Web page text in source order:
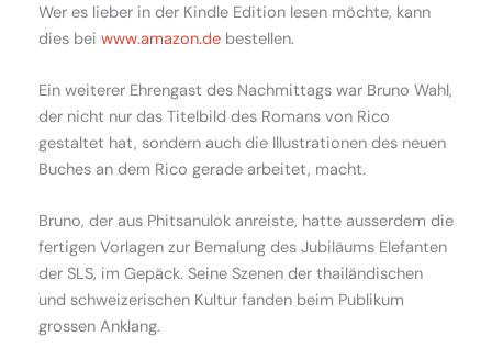
Wer es lieber in der Kindle Edition lesen möchte, kann
dies bei www.amazon.de bestellen.
Ein weiterer Ehrengast des Nachmittags war Bruno Wahl,
der nicht nur das Titelbild des Romans von Rico
gestaltet hat, sondern auch die Illustrationen des neuen
Buches an dem Rico gerade arbeitet, macht.
Bruno, der aus Phitsanulok anreiste, hatte ausserdem die
fertigen Vorlagen zur Bemalung des Jubiläums Elefanten
der SLS, im Gepäck. Seine Szenen der thailändischen
und schweizerischen Kultur fanden beim Publikum
grossen Anklang.